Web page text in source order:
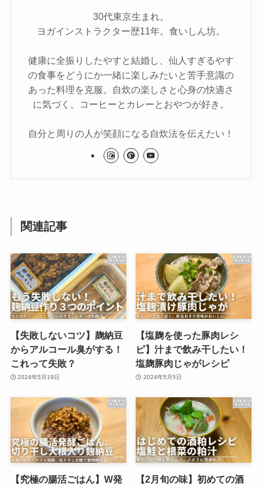
30代東京生まれ。
ヨガインストラクター歴11年。食いしん坊。
健康に全振りしたやすと結婚し、仙人すぎるやす
の食事をどうにか一緒に楽しみたいと苦手意識の
あった料理を克服。自炊の楽しさと心身の快適さ
に気づく。コーヒーとカレーとおやつが好き。
自分と周りの人が笑顔になる自炊法を伝えたい！
関連記事
【失敗しないコツ】麹納豆
からアルコール臭がする！
これって失敗？
2024年5月19日
【塩麹を使った豚肉レシ
ピ】汁まで飲み干したい！
塩麹豚肉じゃがレシピ
2024年5月5日
【究極の腸活ごはん】W発 【2月旬の味】初めての酒